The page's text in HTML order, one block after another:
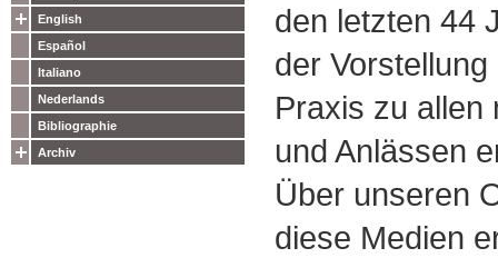
English
Español
Italiano
Nederlands
Bibliographie
Archiv
den letzten 44
der
Praxis zu allen
und Anlässen
Über unseren
diese Medien